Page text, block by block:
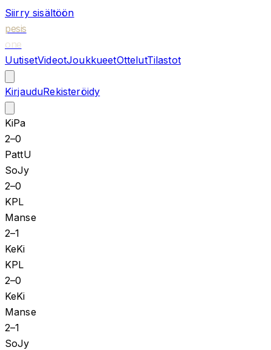
Siirry sisältöön
pesis
one
UutisetVideotJoukkueetOttelutTilastot
KirjauduRekisteröidy
KiPa
2–0
PattU
SoJy
2–0
KPL
Manse
2–1
KeKi
KPL
2–0
KeKi
Manse
2–1
SoJy